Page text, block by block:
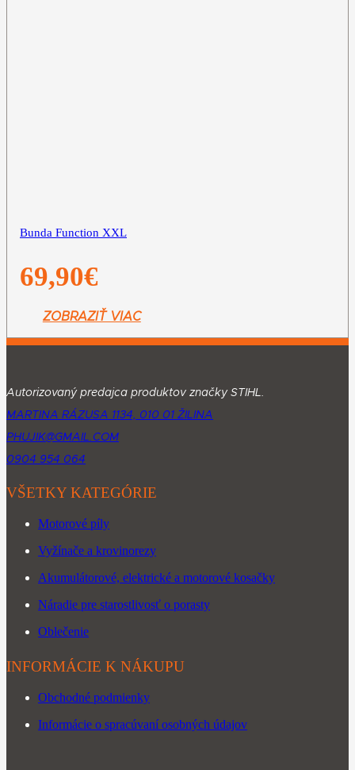
Bunda Function XXL
69,90€
ZOBRAZIŤ VIAC
Autorizovaný predajca produktov značky STIHL.
MARTINA RÁZUSA 1134, 010 01 ŽILINA
PHUJIK@GMAIL.COM
0904 954 064
VŠETKY KATEGÓRIE
Motorové píly
Vyžínače a krovinorezy
Akumulátorové, elektrické a motorové kosačky
Náradie pre starostlivosť o porasty
Oblečenie
INFORMÁCIE K NÁKUPU
Obchodné podmienky
Informácie o spracúvaní osobných údajov